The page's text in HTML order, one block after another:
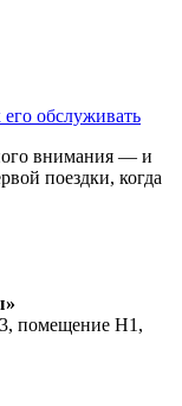
обслуживать
внимания — и
поездки, когда
помещение Н1,